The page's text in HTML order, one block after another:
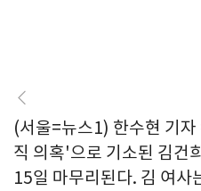
(서울=뉴스1) 한수현 기
직 의혹'으로 기소된 김건
15일 마무리된다. 김 여사